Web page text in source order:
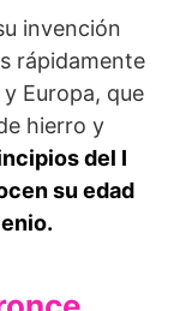
invención
rápidamente
Europa, que
hierro y
del I
su edad